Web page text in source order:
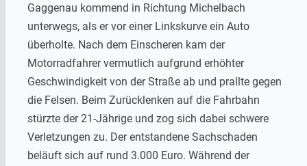
Gaggenau kommend in Richtung Michelbach
unterwegs, als er vor einer Linkskurve ein Auto
überholte. Nach dem Einscheren kam der
Motorradfahrer vermutlich aufgrund erhöhter
Geschwindigkeit von der Straße ab und prallte gegen
die Felsen. Beim Zurücklenken auf die Fahrbahn
stürzte der 21-Jährige und zog sich dabei schwere
Verletzungen zu. Der entstandene Sachschaden
beläuft sich auf rund 3.000 Euro. Während der